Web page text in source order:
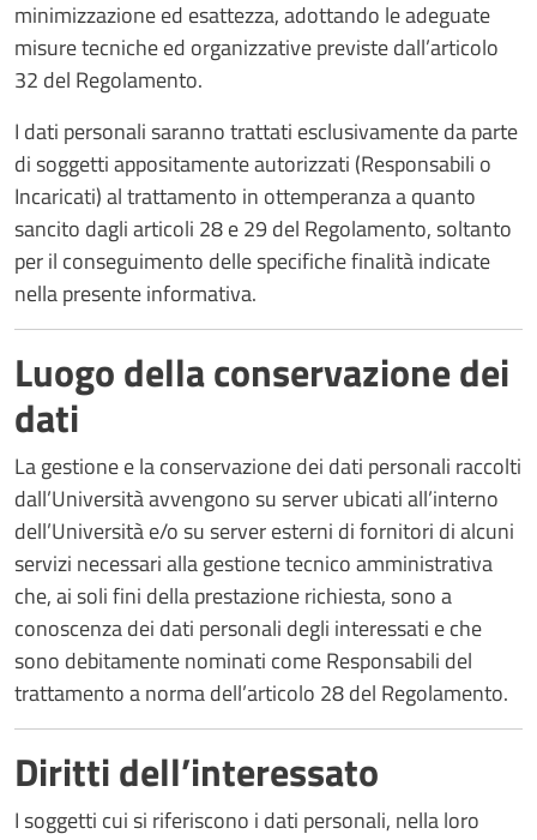
minimizzazione ed esattezza, adottando le adeguate
misure tecniche ed organizzative previste dall’articolo
32 del Regolamento.
I dati personali saranno trattati esclusivamente da parte
di soggetti appositamente autorizzati (Responsabili o
Incaricati) al trattamento in ottemperanza a quanto
sancito dagli articoli 28 e 29 del Regolamento, soltanto
per il conseguimento delle specifiche finalità indicate
nella presente informativa.
Luogo della conservazione dei
dati
La gestione e la conservazione dei dati personali raccolti
dall’Università avvengono su server ubicati all’interno
dell’Università e/o su server esterni di fornitori di alcuni
servizi necessari alla gestione tecnico amministrativa
che, ai soli fini della prestazione richiesta, sono a
conoscenza dei dati personali degli interessati e che
sono debitamente nominati come Responsabili del
trattamento a norma dell’articolo 28 del Regolamento.
Diritti dell’interessato
I soggetti cui si riferiscono i dati personali, nella loro